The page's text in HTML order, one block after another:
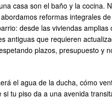
casa son el baño y la cocina.
reformas integrales
desde las viviendas amplias
antiguas que requieren
plazos, presupuesto y
el agua de la ducha, cómo
tu piso da a una avenida